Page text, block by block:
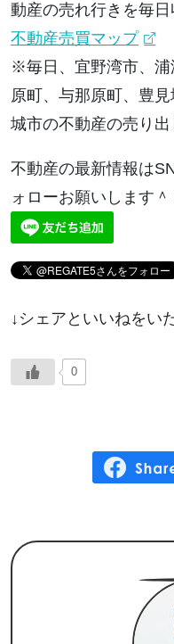
動産の売れ行きを毎日
不動産売買マップ
※毎日、宜野湾市、浦
原町、与那原町、豊
城市の不動産の売り出
不動産の最新情報は
ォローお願いします＾
↓シェアといいねをい
0